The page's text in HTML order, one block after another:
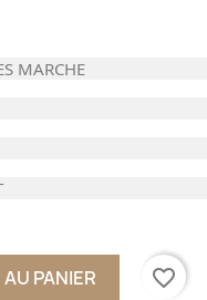
MARCHE
PANIER favorite_border